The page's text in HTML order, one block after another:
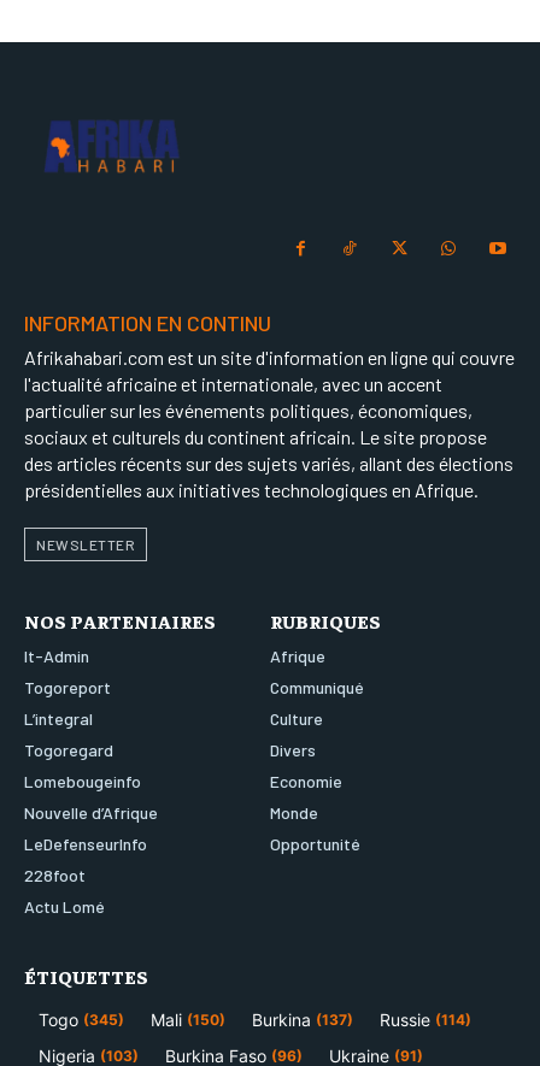
INFORMATION EN CONTINU
Afrikahabari.com est un site d'information en ligne qui couvre
l'actualité africaine et internationale, avec un accent
particulier sur les événements politiques, économiques,
sociaux et culturels du continent africain. Le site propose
des articles récents sur des sujets variés, allant des élections
présidentielles aux initiatives technologiques en Afrique.
NEWSLETTER
NOS PARTENIAIRES
It-Admin
Togoreport
L’integral
Togoregard
Lomebougeinfo
Nouvelle d’Afrique
LeDefenseurInfo
228foot
Actu Lomé
RUBRIQUES
Afrique
Communiqué
Culture
Divers
Economie
Monde
Opportunité
ÉTIQUETTES
Togo (345) Mali (150) Burkina (137) Russie (114)
Nigeria (103) Burkina Faso (96) Ukraine (91)